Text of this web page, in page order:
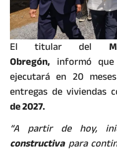
El titular del
Obregón, informó
ejecutará en 20
entregas de viviendas
de 2027.
“A partir de hoy,
constructivapara